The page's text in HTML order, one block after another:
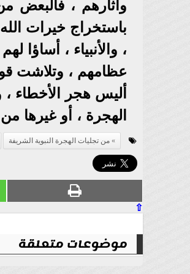
وآثارهم ، فالبعض
باستخراج خيرات
، والأنبياء ، أساؤا
عظامهم ، وتلاشت
أليس هجر الأخطاء
الهجرة ، أو غيرها
من تجليات الهجرة النبوية الشريفة
⇧
موضوعات متعلقة